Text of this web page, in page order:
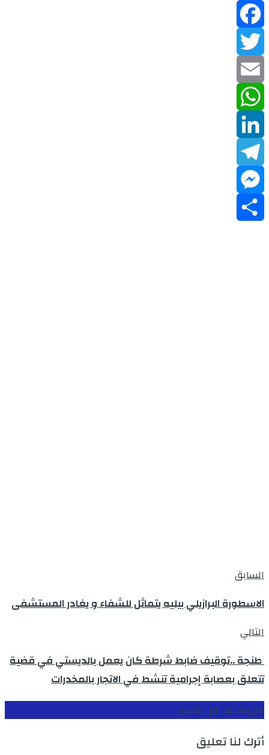
Facebook
Twitter
Email
WhatsApp
LinkedIn
Telegram
Messenger
السابق
الاسطورة البرازيلي بيليه يتماثل للشفاء و يغادر المستشفى
التالي
طنجة ..توقيف ضابط شرطة كان يعمل بالديستي في قضية
تتعلق بعصابة إجرامية تنشط في الاتجار بالمخدرات
قم بكتابة اول تعليق
أترك لنا تعليق